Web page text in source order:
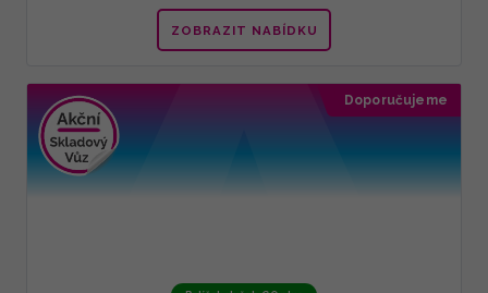
ZOBRAZIT NABÍDKU
Doporučujeme